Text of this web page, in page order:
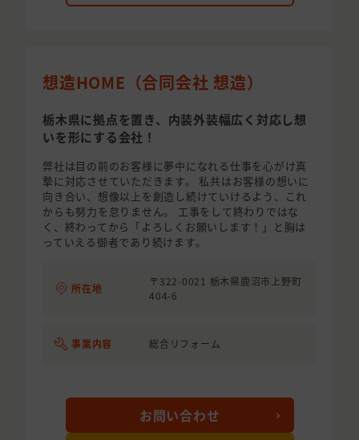
想造HOME（合同会社 想造）
栃木県に拠点を置き、内装外装幅広く対応し想
いを形にする会社！
弊社は目の前のお客様に夢中になれる仕事を心がけ真
摯に対応させていただきます。 私共はお客様の想いに
向き合い、想像以上を創造し続けていけるよう、これ
からも努力を怠りません。 工事をして終わりではな
く、終わってから「よろしくお願いします！」と胸は
っていえる御者であり続けます。
所在地
〒322-0021 栃木県鹿沼市上野町
404-6
事業内容 総合リフォーム
お問い合わせ